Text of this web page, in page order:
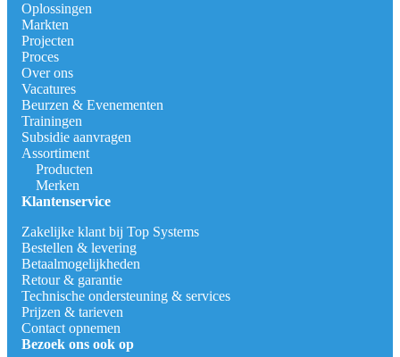
Oplossingen
Markten
Projecten
Proces
Over ons
Vacatures
Beurzen & Evenementen
Trainingen
Subsidie aanvragen
Assortiment
Producten
Merken
Klantenservice
Zakelijke klant bij Top Systems
Bestellen & levering
Betaalmogelijkheden
Retour & garantie
Technische ondersteuning & services
Prijzen & tarieven
Contact opnemen
Bezoek ons ook op